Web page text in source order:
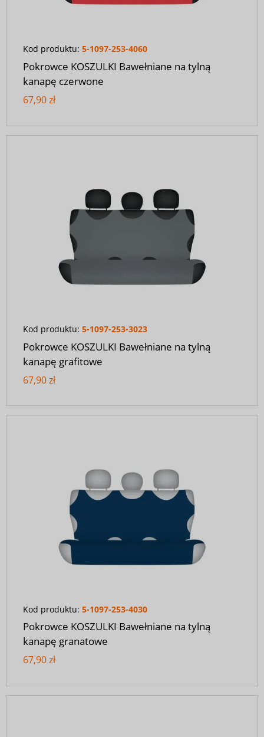
Kod produktu: 5-1097-253-4060
Pokrowce KOSZULKI Bawełniane na tylną
kanapę czerwone
67,90 zł
Kod produktu: 5-1097-253-3023
Pokrowce KOSZULKI Bawełniane na tylną
kanapę grafitowe
67,90 zł
Kod produktu: 5-1097-253-4030
Pokrowce KOSZULKI Bawełniane na tylną
kanapę granatowe
67,90 zł